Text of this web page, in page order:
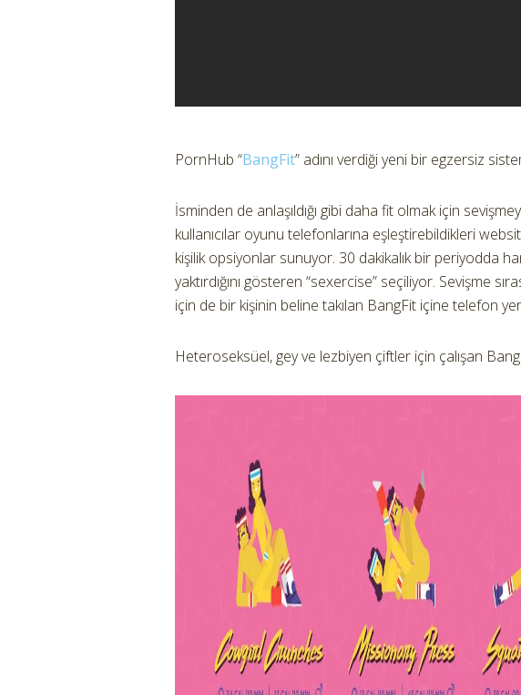
PornHub “BangFit” adını verdiği yeni bir egzersiz
İsminden de anlaşıldığı gibi daha fit olmak için
kullanıcılar oyunu telefonlarına eşleştirebildikleri
kişilik opsiyonlar sunuyor. 30 dakikalık bir periyodda
yaktırdığını gösteren “sexercise” seçiliyor. Sevişme
için de bir kişinin beline takılan BangFit içine telefon
Heteroseksüel, gey ve lezbiyen çiftler için çalışan